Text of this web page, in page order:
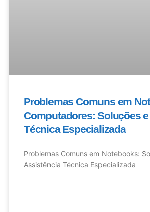
Problemas Comuns em
Computadores: Soluções
Técnica Especializada
Problemas Comuns em Notebooks:
Assistência Técnica Especializada